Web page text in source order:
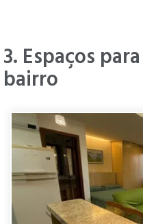
B.
há 1 ano
"
Raphaella
F.
há 1 ano
3. Espaços
bairro